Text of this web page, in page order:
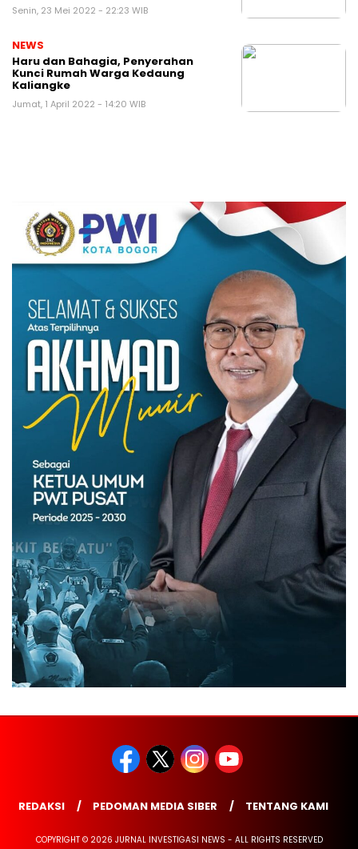
Senin, 23 Mei 2022 - 22:23 WIB
NEWS
Haru dan Bahagia, Penyerahan
Kunci Rumah Warga Kedaung
Kaliangke
Jumat, 1 April 2022 - 14:20 WIB
REDAKSI PEDOMAN MEDIA SIBER TENTANG KAMI
COPYRIGHT © 2026 JURNAL INVESTIGASI NEWS - ALL RIGHTS RESERVED